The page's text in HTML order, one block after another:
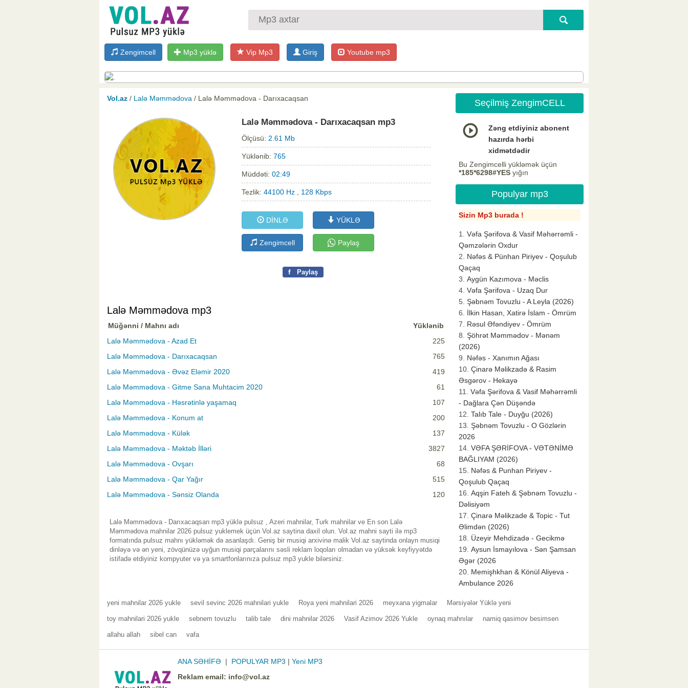
Zengimcell Mp3 yüklə Vip Mp3 Giriş Youtube mp3
Vol.az / Lalə Məmmədova / Lalə Məmmədova - Darıxacaqsan
Lalə Məmmədova - Darıxacaqsan mp3
Ölçüsü: 2.61 Mb
Yüklənib: 765
Müddəti: 02:49
Tezlik: 44100 Hz , 128 Kbps
DİNLƏ YÜKLƏ
Zengimcell Paylaş
f Paylaş
Lalə Məmmədova mp3
Müğənni / Mahnı adı
Yüklənib
Lalə Məmmədova - Azad Et
225
Lalə Məmmədova - Darıxacaqsan
765
Lalə Məmmədova - Əvəz Eləmir 2020
419
Lalə Məmmədova - Gitme Sana Muhtacim 2020
61
Lalə Məmmədova - Həsrətinlə yaşamaq
107
Lalə Məmmədova - Konum at
200
Lalə Məmmədova - Külək
137
Lalə Məmmədova - Məktəb İlləri
3827
Lalə Məmmədova - Ovşarı
68
Lalə Məmmədova - Qar Yağır
515
Lalə Məmmədova - Sənsiz Olanda
120
Lalə Məmmədova - Darıxacaqsan mp3 yüklə pulsuz , Azeri mahnilar, Turk mahnilar ve En son Lalə
Məmmədova mahnilar 2026 pulsuz yuklemek üçün Vol.az saytina daxil olun. Vol.az mahni sayti ilə mp3
formatında pulsuz mahnı yükləmək də asanlaşdı. Geniş bir musiqi arxivinə malik Vol.az saytinda onlayn musiqi
dinləyə və ən yeni, zövqünüzə uyğun musiqi parçalarını səsli reklam loqoları olmadan və yüksək keyfiyyətdə
istifadə etdiyiniz kompyuter və ya smartfonlarınıza pulsuz mp3 yukle bilərsiniz.
Seçilmiş ZengimCELL
Zəng etdiyiniz abonent
hazırda hərbi
xidmətdədir
Bu Zengimcelli yükləmək üçün
*185*6298#YES yığın
Populyar mp3
Sizin Mp3 burada !
Vəfa Şərifova & Vasif Məhərrəmli -
Qəmzələrin Oxdur
Nəfəs & Pünhan Piriyev - Qoşulub
Qaçaq
Aygün Kazımova - Məclis
Vəfa Şərifova - Uzaq Dur
Şəbnəm Tovuzlu - A Leyla (2026)
İlkin Hasan, Xatirə İslam - Ömrüm
Rəsul Əfəndiyev - Ömrüm
Şöhrət Məmmədov - Mənəm
(2026)
Nəfəs - Xanımın Ağası
Çinarə Məlikzadə & Rasim
Əsgərov - Hekayə
Vəfa Şərifova & Vasif Məhərrəmli
- Dağlara Çən Düşəndə
Talıb Tale - Duyğu (2026)
Şəbnəm Tovuzlu - O Gözlərin
2026
VƏFA ŞƏRİFOVA - VƏTƏNİMƏ
BAĞLIYAM (2026)
Nəfəs & Punhan Piriyev -
Qoşulub Qaçaq
Aqşin Fateh & Şəbnəm Tovuzlu -
Dəlisiyəm
Çinarə Məlikzade & Topic - Tut
Əlimdən (2026)
Üzeyir Mehdizadə - Gecikmə
Aysun İsmayılova - Sən Şamsan
Əgər (2026
Memişhkhan & Könül Aliyeva -
Ambulance 2026
yeni mahnilar 2026 yukle sevil sevinc 2026 mahnilari yukle Roya yeni mahnilari 2026 meyxana yigmalar Mərsiyələr Yüklə yeni
toy mahnilari 2026 yukle sebnem tovuzlu talib tale dini mahnilar 2026 Vasif Azimov 2026 Yukle oynaq mahnılar namiq qasimov besimsen
allahu allah sibel can vafa
ANA SƏHİFƏ | POPULYAR MP3 | Yeni MP3
Reklam email: info@vol.az